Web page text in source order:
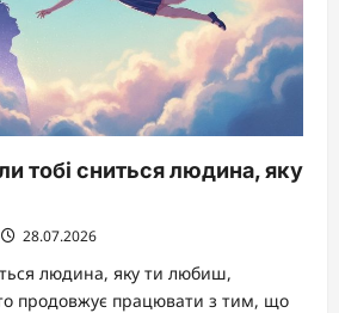
тобі сниться людина, яку
28.07.2026
людина, яку ти любиш,
продовжує працювати з тим, що